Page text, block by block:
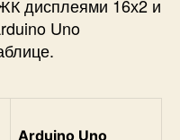
дисплеями 16х2 и
Uno
Arduino Uno